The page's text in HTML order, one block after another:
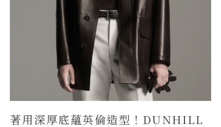
著用深厚底蘊英倫造型！DUNHILL